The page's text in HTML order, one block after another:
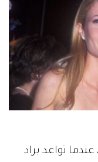
تواعد براد